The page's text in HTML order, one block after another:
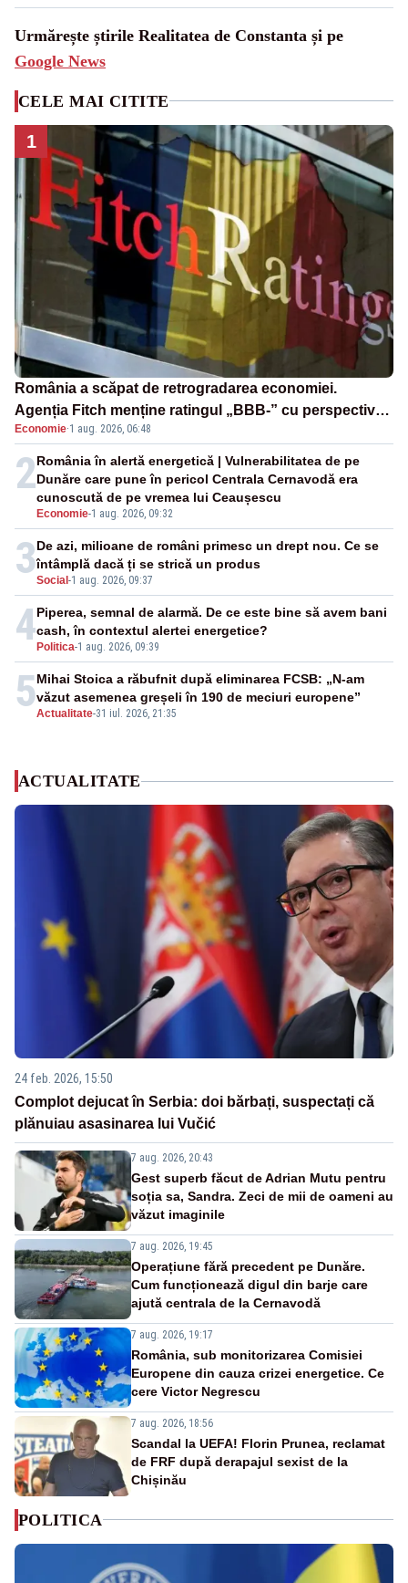
Urmărește știrile Realitatea de Constanta și pe
Google News
CELE MAI CITITE
1
România a scăpat de retrogradarea economiei.
Agenția Fitch menține ratingul „BBB-” cu perspectivă
negativă
Economie·1 aug. 2026, 06:48
2
Economie-1 aug. 2026, 09:32
România în alertă energetică | Vulnerabilitatea de pe
Dunăre care pune în pericol Centrala Cernavodă era
cunoscută de pe vremea lui Ceaușescu
3Social -1 aug. 2026, 09:37
De azi, milioane de români primesc un drept nou. Ce se
întâmplă dacă ți se strică un produs
4 Politica-1 aug. 2026, 09:39
Piperea, semnal de alarmă. De ce este bine să avem bani
cash, în contextul alertei energetice?
5Actualitate-31 iul. 2026, 21:35
Mihai Stoica a răbufnit după eliminarea FCSB: „N-am
văzut asemenea greșeli în 190 de meciuri europene”
ACTUALITATE
24 feb. 2026, 15:50
Complot dejucat în Serbia: doi bărbați, suspectați că
plănuiau asasinarea lui Vučić
7 aug. 2026, 20:43
Gest superb făcut de Adrian Mutu pentru
soția sa, Sandra. Zeci de mii de oameni au
văzut imaginile
7 aug. 2026, 19:45
Operațiune fără precedent pe Dunăre.
Cum funcționează digul din barje care
ajută centrala de la Cernavodă
7 aug. 2026, 19:17
România, sub monitorizarea Comisiei
Europene din cauza crizei energetice. Ce
cere Victor Negrescu
7 aug. 2026, 18:56
Scandal la UEFA! Florin Prunea, reclamat
de FRF după derapajul sexist de la
Chișinău
POLITICA